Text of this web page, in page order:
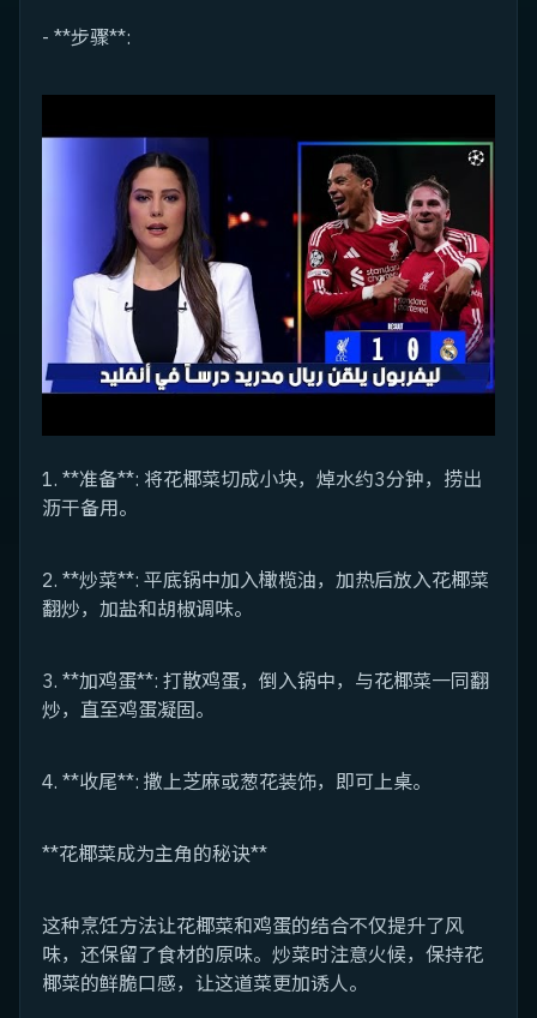
- **步骤**:
1. **准备**: 将花椰菜切成小块，焯水约3分钟，捞出
沥干备用。
2. **炒菜**: 平底锅中加入橄榄油，加热后放入花椰菜
翻炒，加盐和胡椒调味。
3. **加鸡蛋**: 打散鸡蛋，倒入锅中，与花椰菜一同翻
炒，直至鸡蛋凝固。
4. **收尾**: 撒上芝麻或葱花装饰，即可上桌。
**花椰菜成为主角的秘诀**
这种烹饪方法让花椰菜和鸡蛋的结合不仅提升了风
味，还保留了食材的原味。炒菜时注意火候，保持花
椰菜的鲜脆口感，让这道菜更加诱人。